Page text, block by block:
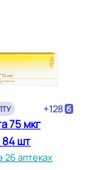
+128
75 мкг
84 шт
26 аптеках